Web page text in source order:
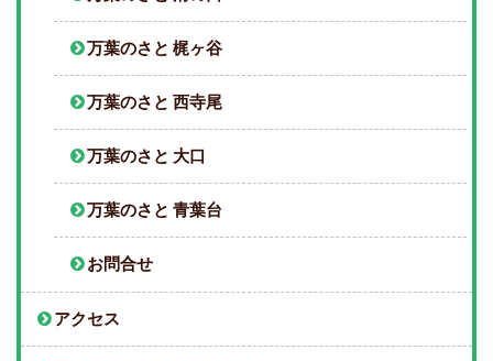
万葉のさと 梶ヶ谷
万葉のさと 西寺尾
万葉のさと 大口
万葉のさと 青葉台
お問合せ
アクセス